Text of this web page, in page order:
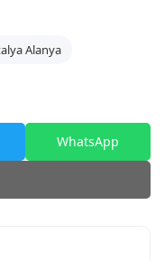
Alanya
WhatsApp